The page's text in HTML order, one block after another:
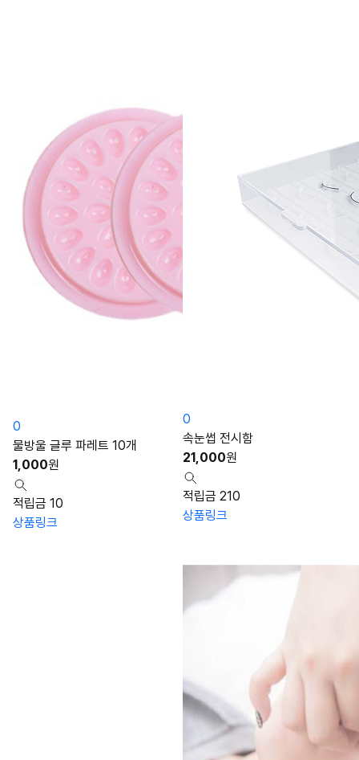
0
물방울 글루 파레트 10개
1,000원
적립금 10
상품링크
0
속눈썹 전시함
21,000원
적립금 210
상품링크